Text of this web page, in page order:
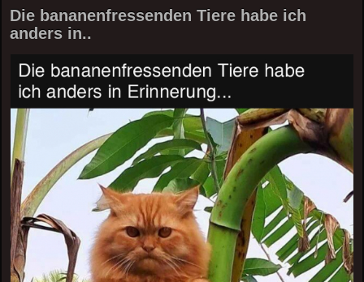
Die bananenfressenden Tiere habe ich
anders in..